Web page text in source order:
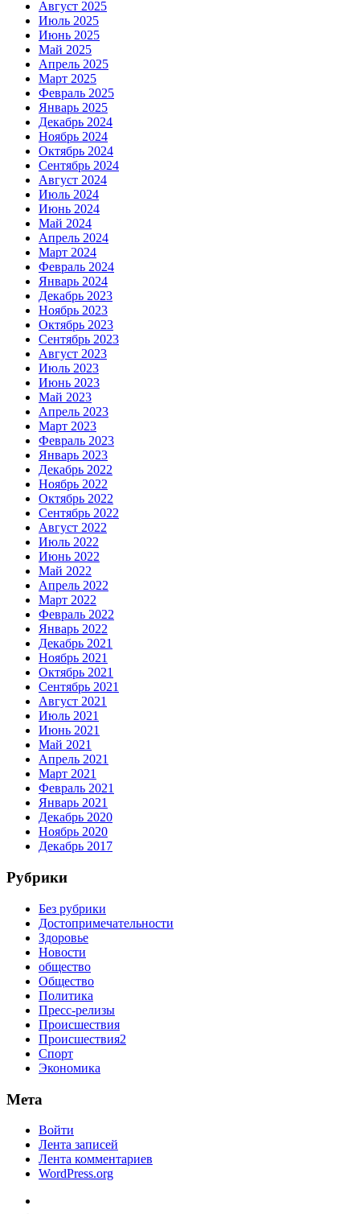
Август 2025
Июль 2025
Июнь 2025
Май 2025
Апрель 2025
Март 2025
Февраль 2025
Январь 2025
Декабрь 2024
Ноябрь 2024
Октябрь 2024
Сентябрь 2024
Август 2024
Июль 2024
Июнь 2024
Май 2024
Апрель 2024
Март 2024
Февраль 2024
Январь 2024
Декабрь 2023
Ноябрь 2023
Октябрь 2023
Сентябрь 2023
Август 2023
Июль 2023
Июнь 2023
Май 2023
Апрель 2023
Март 2023
Февраль 2023
Январь 2023
Декабрь 2022
Ноябрь 2022
Октябрь 2022
Сентябрь 2022
Август 2022
Июль 2022
Июнь 2022
Май 2022
Апрель 2022
Март 2022
Февраль 2022
Январь 2022
Декабрь 2021
Ноябрь 2021
Октябрь 2021
Сентябрь 2021
Август 2021
Июль 2021
Июнь 2021
Май 2021
Апрель 2021
Март 2021
Февраль 2021
Январь 2021
Декабрь 2020
Ноябрь 2020
Декабрь 2017
Рубрики
Без рубрики
Достопримечательности
Здоровье
Новости
общество
Общество
Политика
Пресс-релизы
Происшествия
Происшествия2
Спорт
Экономика
Мета
Войти
Лента записей
Лента комментариев
WordPress.org